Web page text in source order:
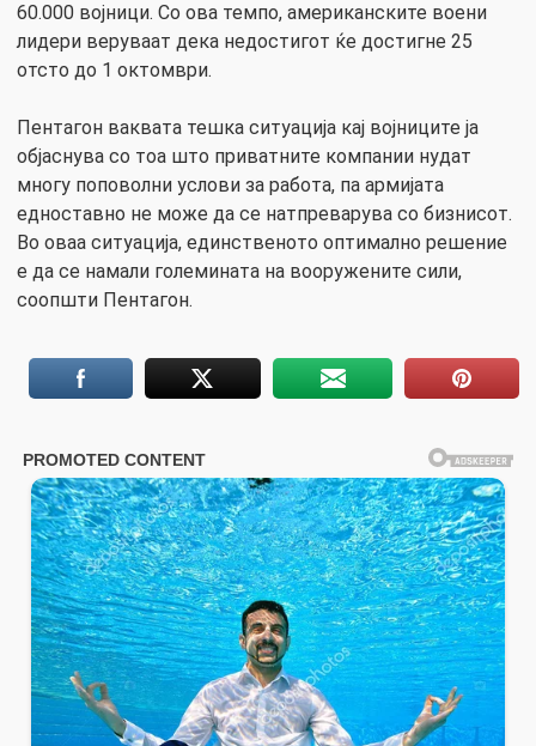
60.000 војници. Со ова темпо, американските воени
лидери веруваат дека недостигот ќе достигне 25
отсто до 1 октомври.
Пентагон ваквата тешка ситуација кај војниците ја
објаснува со тоа што приватните компании нудат
многу поповолни услови за работа, па армијата
едноставно не може да се натпреварува со бизнисот.
Во оваа ситуација, единственото оптимално решение
е да се намали големината на вооружените сили,
соопшти Пентагон.